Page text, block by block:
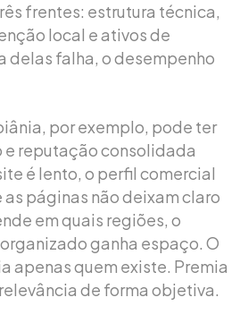
frentes: estrutura técnica,
local e ativos de
delas falha, o desempenho
por exemplo, pode ter
reputação consolidada
é lento, o perfil comercial
páginas não deixam claro
em quais regiões, o
ganha espaço. O
apenas quem existe. Premia
de forma objetiva.